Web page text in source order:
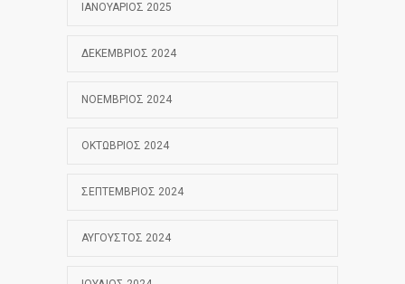
ΙΑΝΟΥΆΡΙΟΣ 2025
ΔΕΚΈΜΒΡΙΟΣ 2024
ΝΟΈΜΒΡΙΟΣ 2024
ΟΚΤΏΒΡΙΟΣ 2024
ΣΕΠΤΈΜΒΡΙΟΣ 2024
ΑΎΓΟΥΣΤΟΣ 2024